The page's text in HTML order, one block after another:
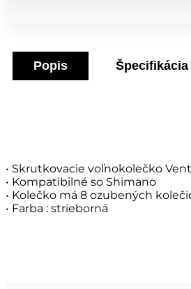
Popis Špecifikácia
• Skrutkovacie voľnokolečko
• Kompatibilné so Shimano
• Kolečko má 8 ozubených
• Farba : strieborná